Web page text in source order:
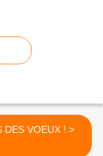
FAITES DES VOEUX ! >